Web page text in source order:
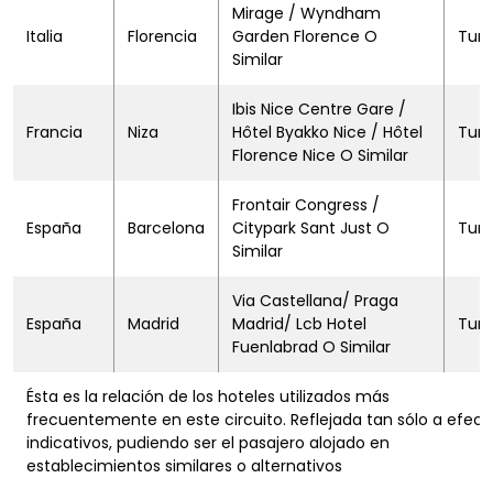
Italia Florencia
Mirage / Wyndham
Garden Florence O
Similar
Francia Niza
Ibis Nice Centre Gare /
Hôtel Byakko Nice / Hôtel
Florence Nice O Similar
España Barcelona
Frontair Congress /
Citypark Sant Just O
Similar
España Madrid
Via Castellana/ Praga
Madrid/ Lcb Hotel
Fuenlabrad O Similar
Ésta es la relación de los hoteles utilizados más
frecuentemente en este circuito. Reflejada tan sólo a
indicativos, pudiendo ser el pasajero alojado en
establecimientos similares o alternativos